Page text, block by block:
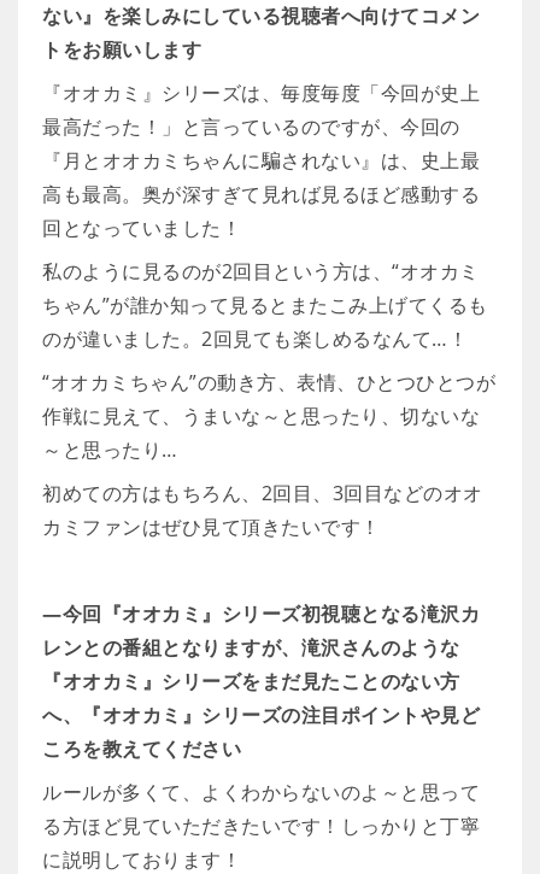
ない』を楽しみにしている視聴者へ向けてコメン
トをお願いします
『オオカミ』シリーズは、毎度毎度「今回が史上
最高だった！」と言っているのですが、今回の
『月とオオカミちゃんに騙されない』は、史上最
高も最高。奥が深すぎて見れば見るほど感動する
回となっていました！
私のように見るのが2回目という方は、“オオカミ
ちゃん”が誰か知って見るとまたこみ上げてくるも
のが違いました。2回見ても楽しめるなんて…！
“オオカミちゃん”の動き方、表情、ひとつひとつが
作戦に見えて、うまいな～と思ったり、切ないな
～と思ったり…
初めての方はもちろん、2回目、3回目などのオオ
カミファンはぜひ見て頂きたいです！
―今回『オオカミ』シリーズ初視聴となる滝沢カ
レンとの番組となりますが、滝沢さんのような
『オオカミ』シリーズをまだ見たことのない方
へ、『オオカミ』シリーズの注目ポイントや見ど
ころを教えてください
ルールが多くて、よくわからないのよ～と思って
る方ほど見ていただきたいです！しっかりと丁寧
に説明しております！